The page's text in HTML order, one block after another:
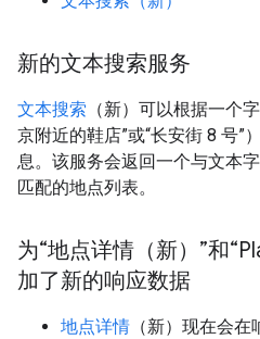
新的文本搜索服务
文本搜索 （新）可以根据一个
京附近的鞋店”或“长安街 8 号”
息。该服务会返回一个与文本
匹配的地点列表。
为“地点详情（新）”和
加了新的响应数据
地点详情 （新）现在会在